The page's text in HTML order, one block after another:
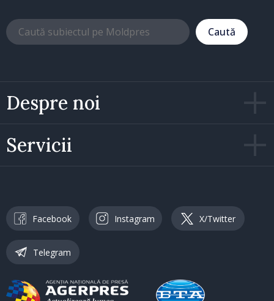
Despre noi
Servicii
Caută
Facebook Instagram X/Twitter
Telegram